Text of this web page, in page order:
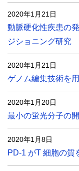
2020年1月21日
動脈硬化性疾患の
ジショニング研究
2020年1月21日
ゲノム編集技術を
2020年1月20日
最小の蛍光分子の
2020年1月8日
PD-1 がT 細胞の質